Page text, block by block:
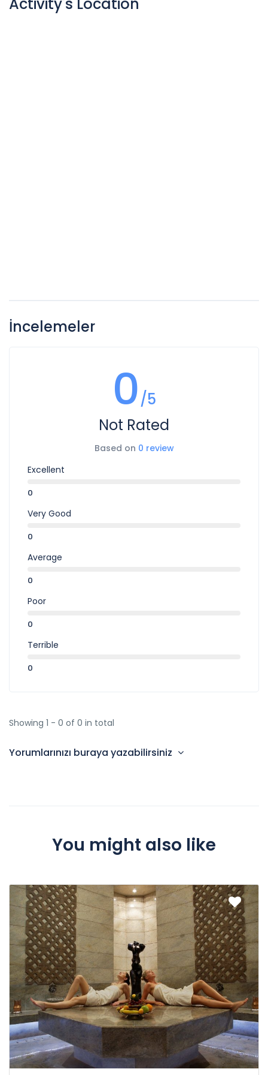
İncelemeler
0/5
Not Rated
Based on 0 review
Excellent
0
Very Good
0
Average
0
Poor
0
Terrible
0
Showing 1 - 0 of 0 in total
Yorumlarınızı buraya yazabilirsiniz
You might also like